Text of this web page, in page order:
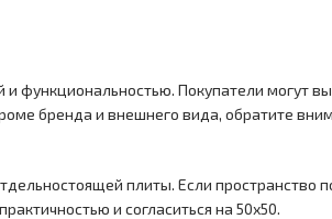
функциональностью. Покупатели могут
бренда и внешнего вида, обратите
плиты. Если пространство
и согласиться на 50х50.